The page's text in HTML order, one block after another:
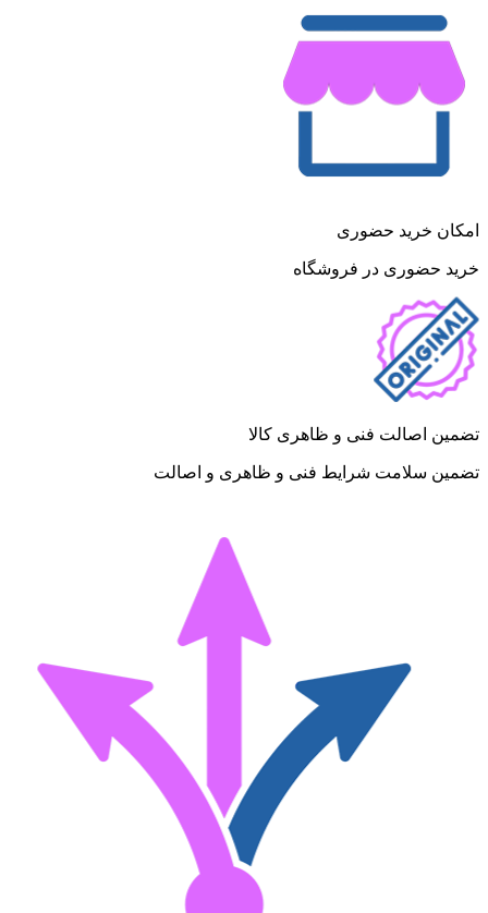
امکان خرید حضوری
خرید حضوری در فروشگاه
تضمین اصالت فنی و ظاهری کالا
تضمین سلامت شرایط فنی و ظاهری و اصالت